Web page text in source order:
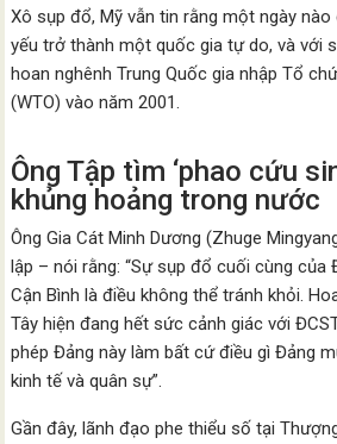
Xô sụp đổ, Mỹ vẫn tin rằng một ngày
yếu trở thành một quốc gia tự do, và với
hoan nghênh Trung Quốc gia nhập Tổ
(WTO) vào năm 2001.
Ông Tập tìm ‘phao cứu
khủng hoảng trong nước
Ông Gia Cát Minh Dương (Zhuge
lập – nói rằng: “Sự sụp đổ cuối cùng của
Cận Bình là điều không thể tránh khỏi.
Tây hiện đang hết sức cảnh giác với
phép Đảng này làm bất cứ điều gì Đảng
kinh tế và quân sự”.
Gần đây, lãnh đạo phe thiểu số tại